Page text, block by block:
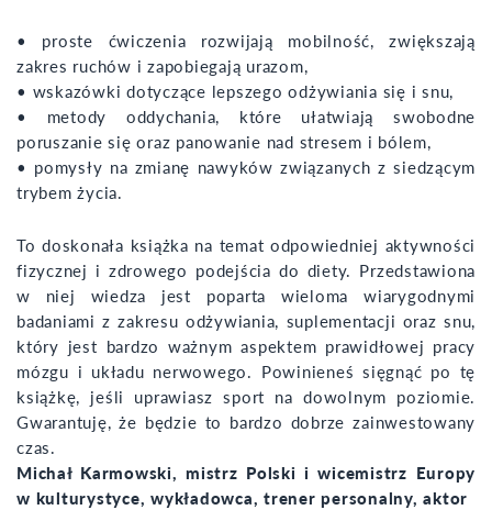
• proste ćwiczenia rozwijają mobilność, zwiększają
zakres ruchów i zapobiegają urazom,
• wskazówki dotyczące lepszego odżywiania się i snu,
• metody oddychania, które ułatwiają swobodne
poruszanie się oraz panowanie nad stresem i bólem,
• pomysły na zmianę nawyków związanych z siedzącym
trybem życia.
To doskonała książka na temat odpowiedniej aktywności
fizycznej i zdrowego podejścia do diety. Przedstawiona
w niej wiedza jest poparta wieloma wiarygodnymi
badaniami z zakresu odżywiania, suplementacji oraz snu,
który jest bardzo ważnym aspektem prawidłowej pracy
mózgu i układu nerwowego. Powinieneś sięgnąć po tę
książkę, jeśli uprawiasz sport na dowolnym poziomie.
Gwarantuję, że będzie to bardzo dobrze zainwestowany
czas.
Michał Karmowski, mistrz Polski i wicemistrz Europy
w kulturystyce, wykładowca, trener personalny, aktor